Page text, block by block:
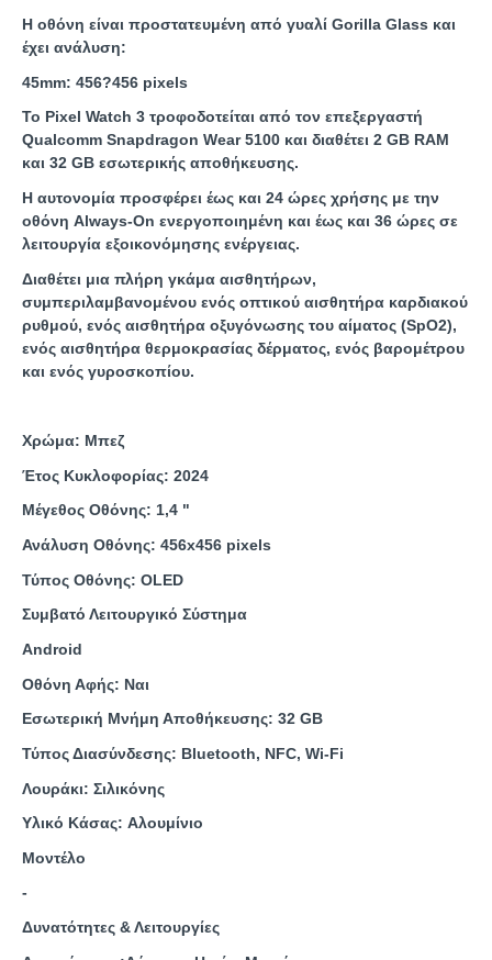
Η οθόνη είναι προστατευμένη από γυαλί Gorilla Glass και
έχει ανάλυση:
45mm: 456?456 pixels
Το Pixel Watch 3 τροφοδοτείται από τον επεξεργαστή
Qualcomm Snapdragon Wear 5100 και διαθέτει 2 GB RAM
και 32 GB εσωτερικής αποθήκευσης.
Η αυτονομία προσφέρει έως και 24 ώρες χρήσης με την
οθόνη Always-On ενεργοποιημένη και έως και 36 ώρες σε
λειτουργία εξοικονόμησης ενέργειας.
Διαθέτει μια πλήρη γκάμα αισθητήρων,
συμπεριλαμβανομένου ενός οπτικού αισθητήρα καρδιακού
ρυθμού, ενός αισθητήρα οξυγόνωσης του αίματος (SpO2),
ενός αισθητήρα θερμοκρασίας δέρματος, ενός βαρομέτρου
και ενός γυροσκοπίου.
Χρώμα: Μπεζ
Έτος Κυκλοφορίας: 2024
Μέγεθος Οθόνης: 1,4 "
Ανάλυση Οθόνης: 456x456 pixels
Τύπος Οθόνης: OLED
Συμβατό Λειτουργικό Σύστημα
Android
Οθόνη Αφής: Ναι
Εσωτερική Μνήμη Αποθήκευσης: 32 GB
Τύπος Διασύνδεσης: Bluetooth, NFC, Wi-Fi
Λουράκι: Σιλικόνης
Υλικό Κάσας: Αλουμίνιο
Μοντέλο
-
Δυνατότητες & Λειτουργίες